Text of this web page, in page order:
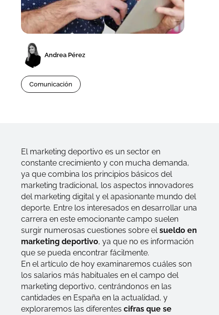
Andrea Pérez
Comunicación
El marketing deportivo es un sector en
constante crecimiento y con mucha demanda,
ya que combina los principios básicos del
marketing tradicional, los aspectos innovadores
del marketing digital y el apasionante mundo del
deporte. Entre los interesados en desarrollar una
carrera en este emocionante campo suelen
surgir numerosas cuestiones sobre elsueldo en
marketing deportivo, ya que no es información
que se pueda encontrar fácilmente.
En el artículo de hoy examinaremos cuáles son
los salarios más habituales en el campo del
marketing deportivo, centrándonos en las
cantidades en España en la actualidad, y
exploraremos las diferentes cifras que se